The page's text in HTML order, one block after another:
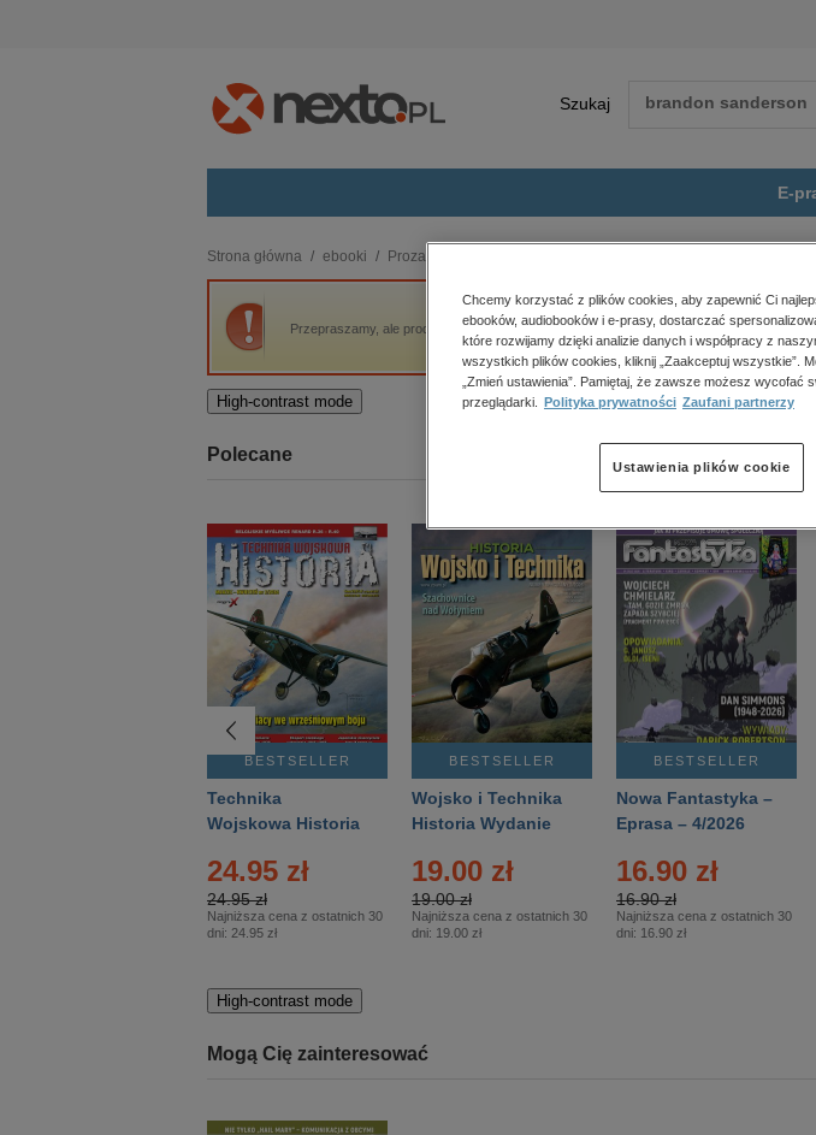
Szukaj
E-
budownictwo, aranżacja wnętrz
biznesowe, branżowe, gospodarka
darmowe wydania
edukacja
kobiece, lifestyle, kultura
polityka, społeczno-
psychologiczne
inne
popularno-naukowe
historia
zdrowie
religie
Strona główna ebooki Proza
Przepraszamy, ale produkt „Syn” nie jest dostępny.
High-contrast mode
Polecane
BESTSELLER
Technika
Wojskowa Historia
24.95 zł
24.95 zł
Najniższa cena z ostatnich 30
dni: 24.95 zł
BESTSELLER
Wojsko i Technika
Historia Wydanie
– 2/2026
19.00 zł
19.00 zł
Najniższa cena z ostatnich 30
dni: 19.00 zł
BESTSELLER
Nowa Fantastyka –
Eprasa – 4/2026
16.90 zł
16.90 zł
Najniższa cena z ostatnich 30
dni: 16.90 zł
High-contrast mode
Mogą Cię zainteresować
Chcemy korzystać z plików cookies, aby zapewnić Ci
ebooków, audiobooków i e-prasy, dostarczać
które rozwijamy dzięki analizie danych i współpracy z
wszystkich plików cookies, kliknij „Zaakceptuj wszystkie”.
„Zmień ustawienia”. Pamiętaj, że zawsze możesz wycofać
przeglądarki.
Polityka prywatności Zaufani partnerzy
Ustawienia plików cookie